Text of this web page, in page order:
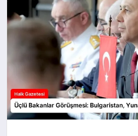
TEKNOLOJI
YAŞAM